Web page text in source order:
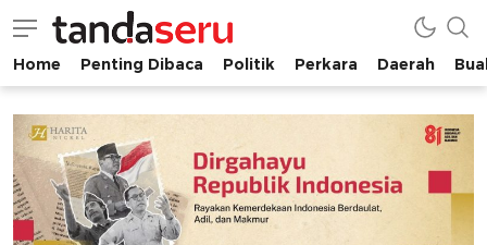
tandaseru.com | Penting Dibaca
tandaseru.com
Home Penting Dibaca Politik Perkara Daerah